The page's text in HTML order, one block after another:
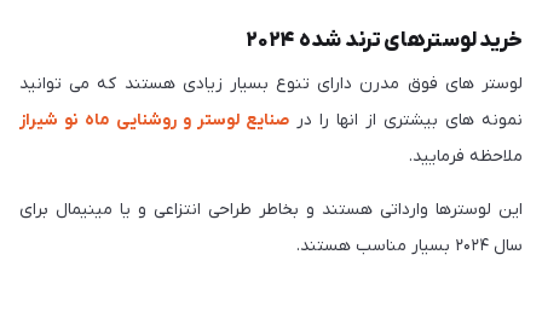
خرید لوسترهای ترند شده ۲۰۲۴
لوستر های فوق مدرن دارای تنوع بسیار زیادی هستند که می توانید
نمونه های بیشتری از انها را در صنایع لوستر و روشنایی ماه نو شیراز
ملاحظه فرمایید.
این لوسترها وارداتی هستند و بخاطر طراحی انتزاعی و یا مینیمال برای
سال ۲۰۲۴ بسیار مناسب هستند.